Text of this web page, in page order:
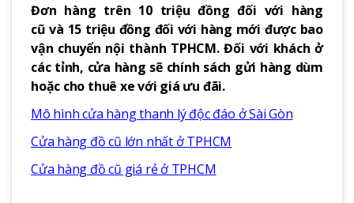
Đơn hàng trên 10 triệu đồng đối với hàng
cũ và 15 triệu đồng đối với hàng mới được bao
vận chuyển nội thành TPHCM. Đối với khách ở
các tỉnh, cửa hàng sẽ chính sách gửi hàng dùm
hoặc cho thuê xe với giá ưu đãi.
Mô hình cửa hàng thanh lý độc đáo ở Sài Gòn
Cửa hàng đồ cũ lớn nhất ở TPHCM
Cửa hàng đồ cũ giá rẻ ở TPHCM